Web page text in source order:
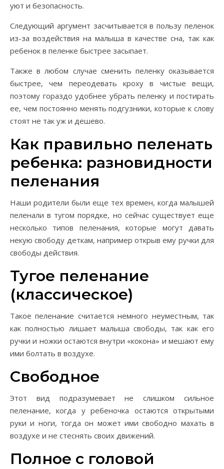
уют и безопасность.
Следующий аргумент засчитывается в пользу пеленок
из-за воздействия на малыша в качестве сна, так как
ребенок в пеленке быстрее засыпает.
Также в любом случае сменить пеленку оказывается
быстрее, чем переодевать кроху в чистые вещи,
поэтому гораздо удобнее убрать пеленку и постирать
ее, чем постоянно менять подгузники, которые к слову
стоят не так уж и дешево.
Как правильно пеленать
ребенка: разновидности
пеленания
Наши родители были еще тех времен, когда малышей
пеленали в тугом порядке, но сейчас существует еще
несколько типов пеленания, которые могут давать
некую свободу деткам, например открыв ему ручки для
свободы действия.
Тугое пеленание
(классическое)
Такое пеленание считается немного неуместным, так
как полностью лишает малыша свободы, так как его
ручки и ножки остаются внутри «кокона» и мешают ему
ими болтать в воздухе.
Свободное
Этот вид подразумевает не слишком сильное
пеленание, когда у ребеночка остаются открытыми
руки и ноги, тогда он может ими свободно махать в
воздухе и не стеснять своих движений.
Полное с головой